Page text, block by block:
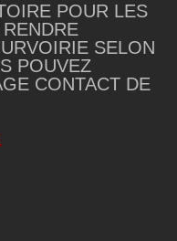
POUR LES
SELON
POUVEZ
CONTACT DE